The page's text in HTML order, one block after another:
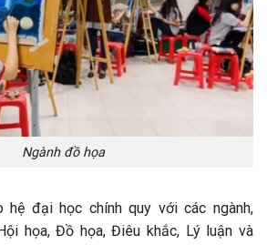
Ngành đồ họa
hệ đại học chính quy với các ngành,
họa, Đồ họa, Điêu khắc, Lý luận và